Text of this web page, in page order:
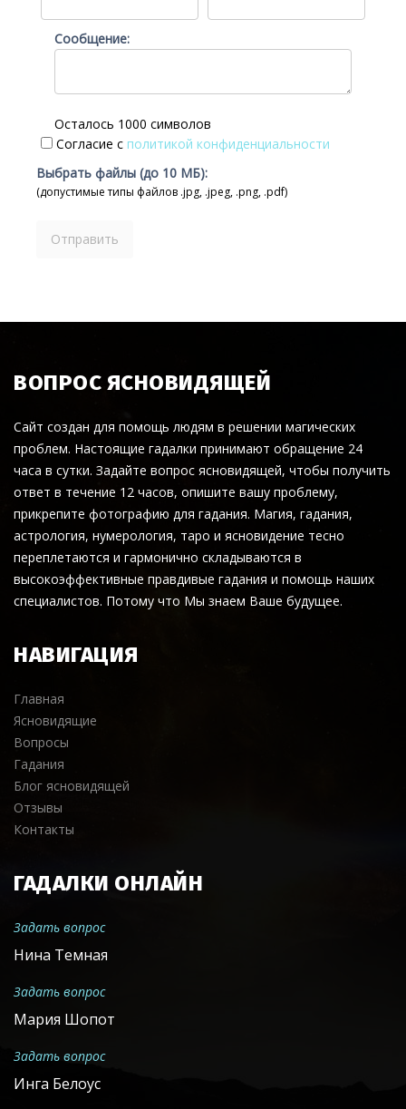
Сообщение:
Осталось 1000 символов
Согласие с политикой конфиденциальности
Выбрать файлы (до 10 МБ):
(допустимые типы файлов .jpg, .jpeg, .png, .pdf)
ВОПРОС ЯСНОВИДЯЩЕЙ
Сайт создан для помощь людям в решении магических
проблем. Настоящие гадалки принимают обращение 24
часа в сутки. Задайте вопрос ясновидящей, чтобы получить
ответ в течение 12 часов, опишите вашу проблему,
прикрепите фотографию для гадания. Магия, гадания,
астрология, нумерология, таро и ясновидение тесно
переплетаются и гармонично складываются в
высокоэффективные правдивые гадания и помощь наших
специалистов. Потому что Мы знаем Ваше будущее.
НАВИГАЦИЯ
Главная
Ясновидящие
Вопросы
Гадания
Блог ясновидящей
Отзывы
Контакты
ГАДАЛКИ ОНЛАЙН
Задать вопрос
Нина Темная
Задать вопрос
Мария Шопот
Задать вопрос
Инга Белоус